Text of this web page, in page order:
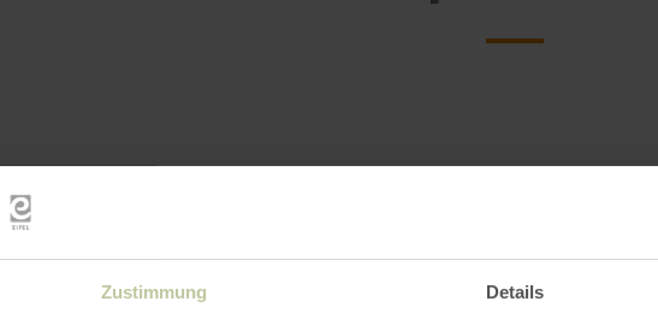
Zustimmung Details